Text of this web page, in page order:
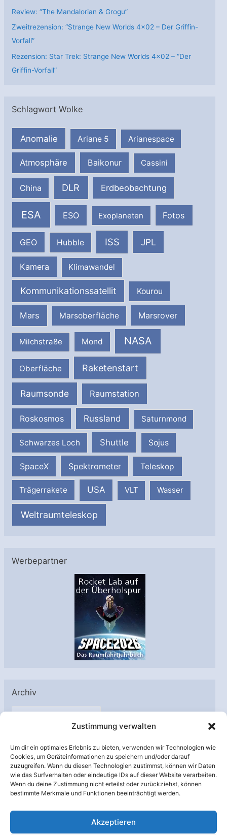
Zustimmung verwalten
Um dir ein optimales Erlebnis zu bieten, verwenden wir Technologien wie
Cookies, um Geräteinformationen zu speichern und/oder darauf
zuzugreifen. Wenn du diesen Technologien zustimmst, können wir Daten
wie das Surfverhalten oder eindeutige IDs auf dieser Website verarbeiten.
Wenn du deine Zustimmung nicht erteilst oder zurückziehst, können
bestimmte Merkmale und Funktionen beeinträchtigt werden.
Akzeptieren
Review: “The Mandalorian & Grogu”
Zweitrezension: “Strange New Worlds 4×02 – Der Griffin-
Vorfall”
Rezension: Star Trek: Strange New Worlds 4×02 – “Der
Griffin-Vorfall”
Schlagwort Wolke
Anomalie Ariane 5 Arianespace
Atmosphäre Baikonur Cassini
China DLR Erdbeobachtung
ESA ESO Exoplaneten Fotos
GEO Hubble ISS JPL
Kamera Klimawandel
Kommunikationssatellit Kourou
Mars Marsoberfläche Marsrover
Milchstraße Mond NASA
Oberfläche Raketenstart
Raumsonde Raumstation
Roskosmos Russland Saturnmond
Schwarzes Loch Shuttle Sojus
SpaceX Spektrometer Teleskop
Trägerrakete USA VLT Wasser
Weltraumteleskop
Werbepartner
Archiv
A
h
i
v
Unterstützt von: